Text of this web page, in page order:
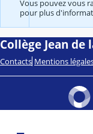
Vous pouvez vous
pour plus
Collège Jean de
Contacts Mentions